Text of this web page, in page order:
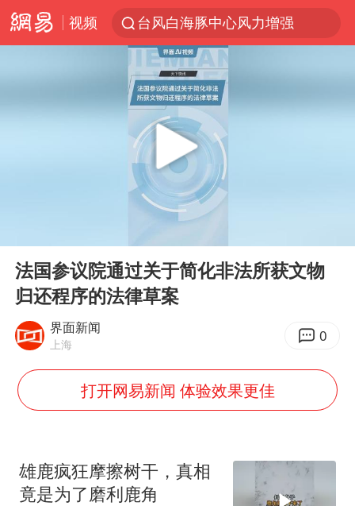
视频
台风白海豚中心风力增强
向鹏0-3不敌张本智和
百花奖开幕式
“新疆阿勒泰八月能滑雪”不实
刘国正说向鹏打得很窝囊
陈幸同晋级WTT横滨冠军赛8强
夯实基础开新局
Play
法国参议院通过关于简化非法所获文物
归还程序的法律草案
界面新闻
上海 0
打开网易新闻 体验效果更佳
雄鹿疯狂摩擦树干，真相
竟是为了磨利鹿角